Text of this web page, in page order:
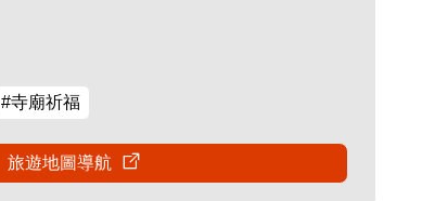
#寺廟祈福
旅遊地圖導航